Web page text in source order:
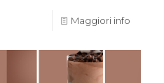
Maggiori info